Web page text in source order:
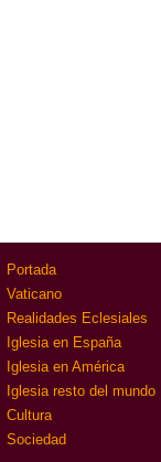
Portada
Vaticano
Realidades Eclesiales
Iglesia en España
Iglesia en América
Iglesia resto del mundo
Cultura
Sociedad